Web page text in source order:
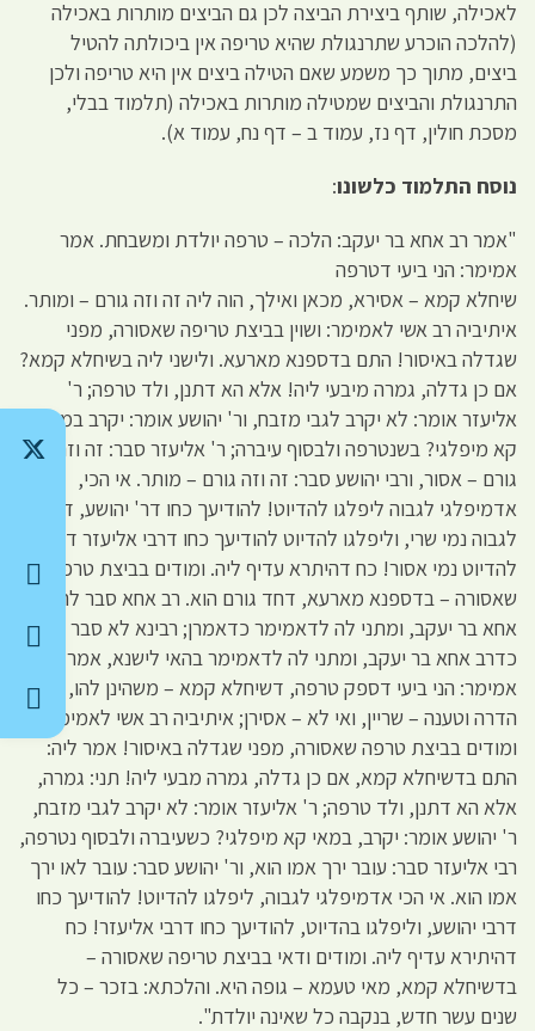
לאכילה, שותף ביצירת הביצה לכן גם הביצים מותרות באכילה
(להלכה הוכרע שתרנגולת שהיא טריפה אין ביכולתה להטיל
ביצים, מתוך כך משמע שאם הטילה ביצים אין היא טריפה ולכן
התרנגולת והביצים שמטילה מותרות באכילה (תלמוד בבלי,
מסכת חולין, דף נז, עמוד ב – דף נח, עמוד א).
נוסח התלמוד כלשונו:
"אמר רב אחא בר יעקב: הלכה – טרפה יולדת ומשבחת. אמר
אמימר: הני ביעי דטרפה
שיחלא קמא – אסירא, מכאן ואילך, הוה ליה זה וזה גורם – ומותר.
איתיביה רב אשי לאמימר: ושוין בביצת טריפה שאסורה, מפני
שגדלה באיסור! התם בדספנא מארעא. ולישני ליה בשיחלא קמא?
אם כן גדלה, גמרה מיבעי ליה! אלא הא דתנן, ולד טרפה; ר'
אליעזר אומר: לא יקרב לגבי מזבח, ור' יהושע אומר: יקרב במאי
קא מיפלגי? בשנטרפה ולבסוף עיברה; ר' אליעזר סבר: זה וזה
גורם – אסור, ורבי יהושע סבר: זה וזה גורם – מותר. אי הכי,
אדמיפלגי לגבוה ליפלגו להדיוט! להודיעך כחו דר' יהושע, דאפילו
לגבוה נמי שרי, וליפלגו להדיוט להודיעך כחו דרבי אליעזר דאפילו
להדיוט נמי אסור! כח דהיתרא עדיף ליה. ומודים בביצת טרפה
שאסורה – בדספנא מארעא, דחד גורם הוא. רב אחא סבר לה כרב
אחא בר יעקב, ומתני לה לדאמימר כדאמרן; רבינא לא סבר לה
כדרב אחא בר יעקב, ומתני לה לדאמימר בהאי לישנא, אמר
אמימר: הני ביעי דספק טרפה, דשיחלא קמא – משהינן להו, אי
הדרה וטענה – שריין, ואי לא – אסירן; איתיביה רב אשי לאמימר:
ומודים בביצת טרפה שאסורה, מפני שגדלה באיסור! אמר ליה:
התם בדשיחלא קמא, אם כן גדלה, גמרה מבעי ליה! תני: גמרה,
אלא הא דתנן, ולד טרפה; ר' אליעזר אומר: לא יקרב לגבי מזבח,
ר' יהושע אומר: יקרב, במאי קא מיפלגי? כשעיברה ולבסוף נטרפה,
רבי אליעזר סבר: עובר ירך אמו הוא, ור' יהושע סבר: עובר לאו ירך
אמו הוא. אי הכי אדמיפלגי לגבוה, ליפלגו להדיוט! להודיעך כחו
דרבי יהושע, וליפלגו בהדיוט, להודיעך כחו דרבי אליעזר! כח
דהיתירא עדיף ליה. ומודים ודאי בביצת טריפה שאסורה –
בדשיחלא קמא, מאי טעמא – גופה היא. והלכתא: בזכר – כל
שנים עשר חדש, בנקבה כל שאינה יולדת".